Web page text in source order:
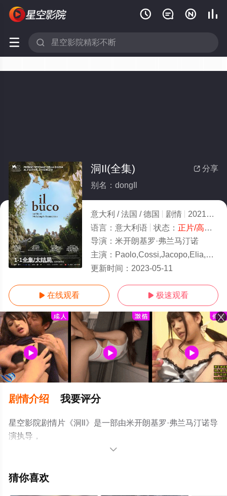
   
 
1-1全集/大结局
 分享
洞Il(全集)
别名：dongIl
意大利 / 法国 / 德国 剧情 2021
3.0
语言： 意大利语 状态： 正片/高清
导演： 米开朗基罗·弗兰马汀诺
主演： Paolo,Cossi,Jacopo,Elia,Denise,Trombin,
更新时间： 2023-05-11
 在线观看  极速观看
剧情介绍 我要评分
星空影院剧情片《洞Il》是一部由米开朗基罗·弗兰马汀诺导
演执导，
揭晓（1-1全集），手机免费观看高清无删减完整版电影大

猜你喜欢